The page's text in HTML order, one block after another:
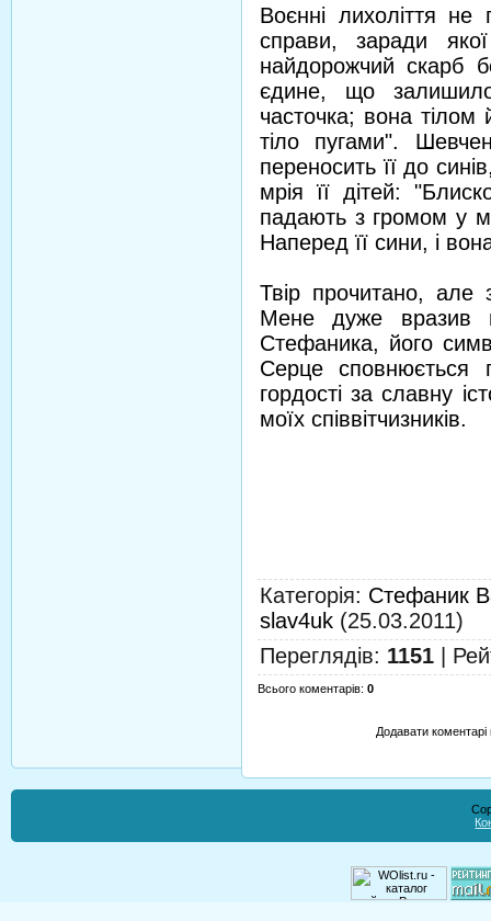
Воєнні лихоліття не
справи, заради
найдорожчий скарб
єдине, що
часточка; вона тілом
тіло пугами".
переносить її до
мрія її дітей:
падають з громом у
Наперед її сини, і
Твір прочитано, але
Мене дуже вразив
Стефаника, його
Серце сповнюється
гордості за славну
моїх співвітчизників.
Категорія: Стефаник
slav4uk (25.03.2011)
Переглядів: 1151
Всього коментарів: 0
Додавати